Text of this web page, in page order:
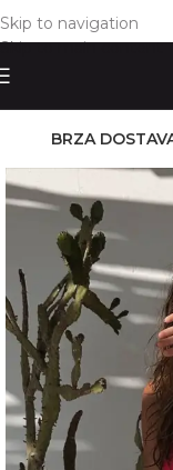
Skip to navigation
Skip to main content
BRZA